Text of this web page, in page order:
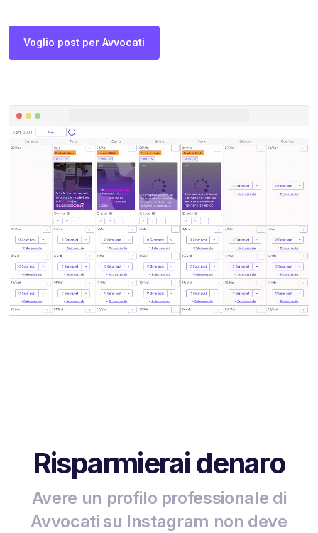
Voglio post per Avvocati
Risparmierai denaro
Avere un profilo professionale di
Avvocati su Instagram non deve